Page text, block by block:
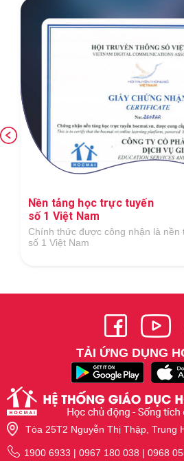
Ứng dụng công nghệ số xuất
vực GDĐT
Tại Giải thưởng Công nghệ số Việt
hội Công nghệ số Việt Nam tổ chức
TẢI ỨNG DỤNG
Tòa 25T2 Nguyễn Thị Thập, Trung
1900 6933 | 0967 180 038 | 0968